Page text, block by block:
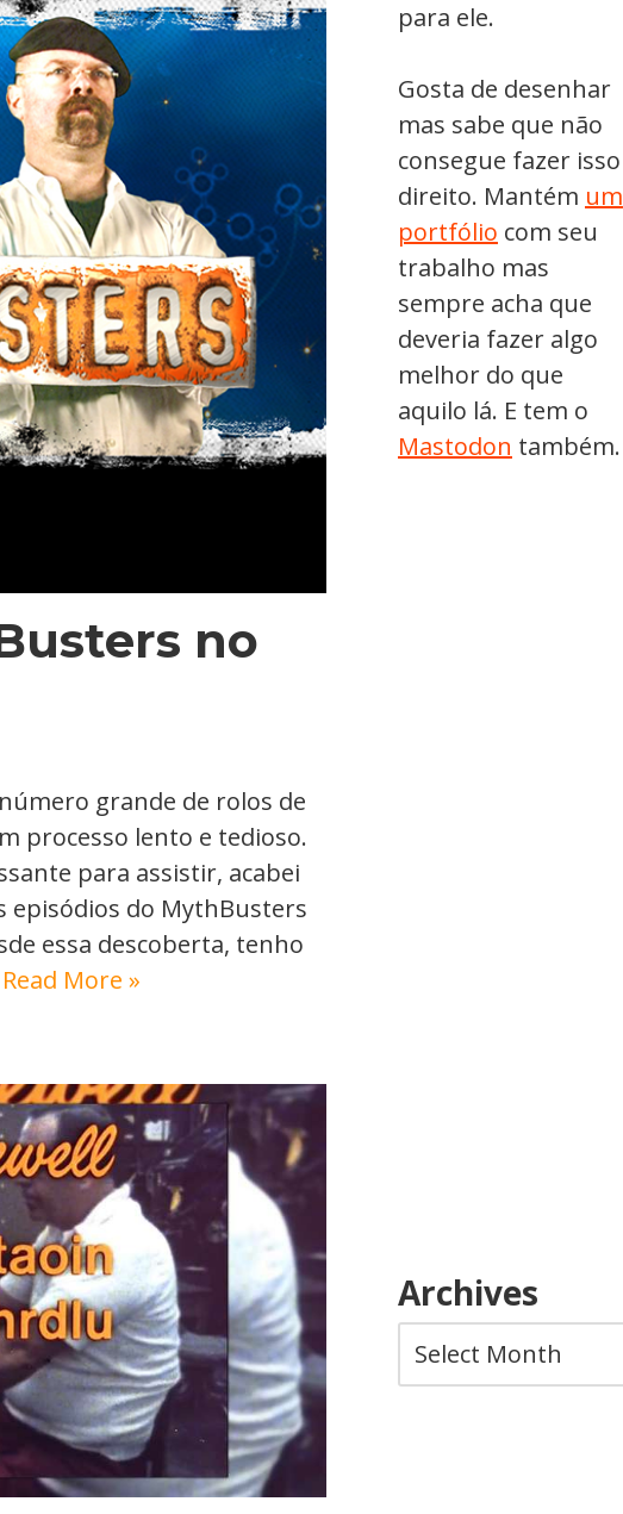
no
grande de rolos de
processo lento e tedioso.
para assistir, acabei
episódios do MythBusters
essa descoberta, tenho
Read More »
para ele.
Gosta de desenhar
mas sabe que não
consegue fazer isso
direito. Mantém um
portfólio com seu
trabalho mas
sempre acha que
deveria fazer algo
melhor do que
aquilo lá. E tem o
Mastodon também.
Archives